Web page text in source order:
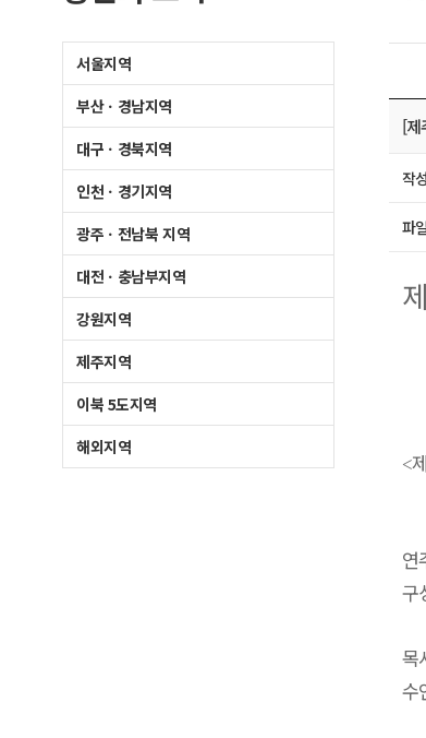
서울지역
부산ㆍ경남지역
대구ㆍ경북지역
인천ㆍ경기지역
광주ㆍ전남북 지역
대전ㆍ충남부지역
강원지역
제주지역
이북 5도지역
해외지역
[제
작
파
<
연
구
목
수